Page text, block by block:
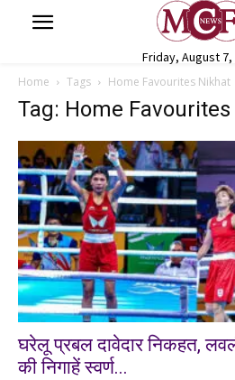
Friday, August 7,
Home Tags Home Favourites Nikhat
Tag: Home
घरेलू प्रबल दावेदार निकहत,
की निगाहें स्वर्ण...